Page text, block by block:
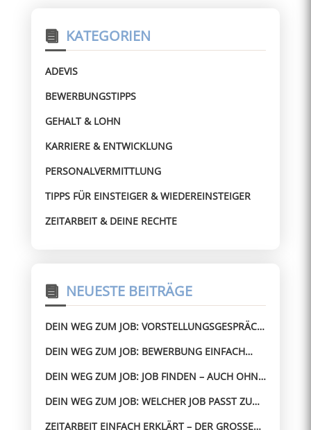
KATEGORIEN
ADEVIS
BEWERBUNGSTIPPS
GEHALT & LOHN
KARRIERE & ENTWICKLUNG
PERSONALVERMITTLUNG
TIPPS FÜR EINSTEIGER & WIEDEREINSTEIGER
ZEITARBEIT & DEINE RECHTE
NEUESTE BEITRÄGE
DEIN WEG ZUM JOB: VORSTELLUNGSGESPRÄCH
DEIN WEG ZUM JOB: BEWERBUNG EINFACH
DEIN WEG ZUM JOB: JOB FINDEN – AUCH OHNE
DEIN WEG ZUM JOB: WELCHER JOB PASST ZU
ZEITARBEIT EINFACH ERKLÄRT – DER GROSSE G